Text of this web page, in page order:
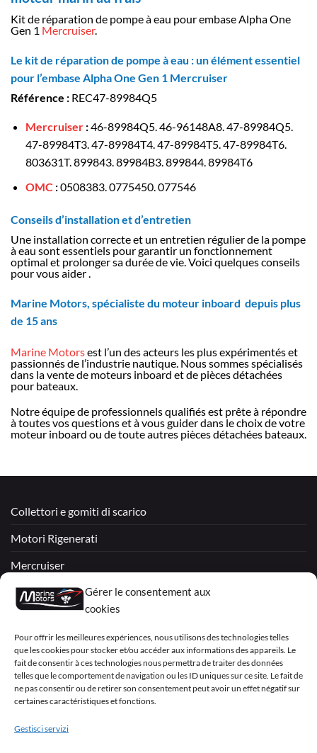
Gérer le consentement aux
cookies
Pour offrir les meilleures expériences, nous utilisons des technologies telles
que les cookies pour stocker et/ou accéder aux informations des appareils. Le
fait de consentir à ces technologies nous permettra de traiter des données
telles que le comportement de navigation ou les ID uniques sur ce site. Le fait de
ne pas consentir ou de retirer son consentement peut avoir un effet négatif sur
certaines caractéristiques et fonctions.
Gestisci servizi
Kit de réparation de pompe à eau pour embase Alpha One
Gen 1 Mercruiser.
Le kit de réparation de pompe à eau : un élément essentiel
pour l’embase Alpha One Gen 1 Mercruiser
Référence : REC47-89984Q5
Mercruiser:46-89984Q5. 46-96148A8. 47-89984Q5.
47-89984T3. 47-89984T4. 47-89984T5. 47-89984T6.
803631T. 899843. 89984B3. 899844. 89984T6
OMC :0508383. 0775450. 077546
Conseils d’installation et d’entretien
Une installation correcte et un entretien régulier de la pompe
à eau sont essentiels pour garantir un fonctionnement
optimal et prolonger sa durée de vie. Voici quelques conseils
pour vous aider .
Marine Motors, spécialiste du moteur inboard depuis plus
de 15 ans
Marine Motorsest l’un des acteurs les plus expérimentés et
passionnés de l’industrie nautique. Nous sommes spécialisés
dans la vente de moteurs inboard et de pièces détachées
pour bateaux.
Notre équipe de professionnels qualifiés est prête à répondre
à toutes vos questions et à vous guider dans le choix de votre
moteur inboard ou de toute autres pièces détachées bateaux.
Collettori e gomiti di scarico
Motori Rigenerati
Mercruiser
VOLVO PENTA / OMC
My Account
Visa PayPal